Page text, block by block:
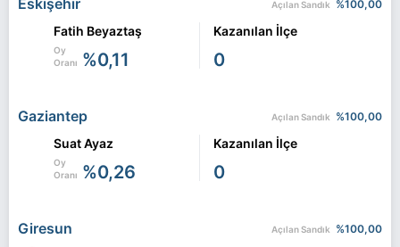
Eskişehir Açılan Sandık %100,00
Fatih Beyaztaş
Oy
Oranı %0,11
Kazanılan İlçe
0
Gaziantep Açılan Sandık %100,00
Suat Ayaz
Oy
Oranı %0,26
Kazanılan İlçe
0
Giresun Açılan Sandık %100,00